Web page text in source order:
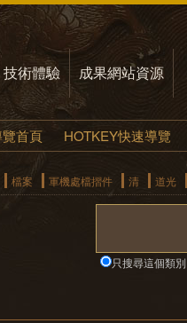
技術體驗 成果網站資源
首頁 HOTKEY快速導覽
檔案 軍機處檔摺件 清 道光
只搜尋這個類別